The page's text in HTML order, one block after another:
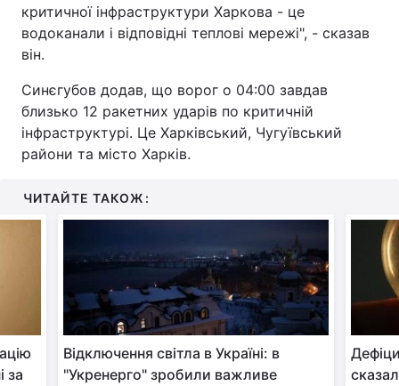
критичної інфраструктури Харкова - це
водоканали і відповідні теплові мережі", - сказав
він.
Синєгубов додав, що ворог о 04:00 завдав
близько 12 ракетних ударів по критичній
інфраструктурі. Це Харківський, Чугуївський
райони та місто Харків.
ЧИТАЙТЕ ТАКОЖ:
за
Відключення світла в Україні: в
"Укренерго" зробили важливе